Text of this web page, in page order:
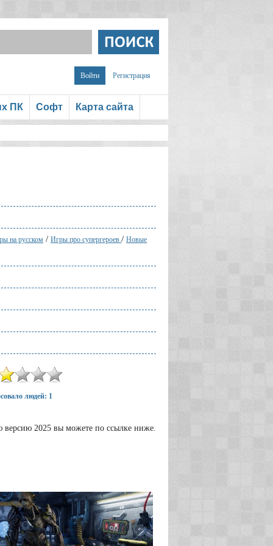
Войти Регистрация
ПК Софт Карта сайта
на русском / Игры про супергероев / Новые
людей: 1
версию 2025 вы можете по ссылке ниже.